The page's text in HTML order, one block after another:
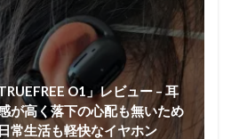
O1」レビュー – 耳
が高く落下の心配も無いため
常生活も軽快なイヤホン